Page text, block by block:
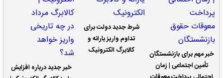
خبر مهم برای بازنشستگان
تأمین اجتماعی | زمان
شرط جدید دولت برای
تداوم واریز یارانه و
کالابرگ الکترونیک
خبر جدید درباره افزایش